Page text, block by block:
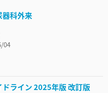
器科外来
04
ライン 2025年版 改訂版